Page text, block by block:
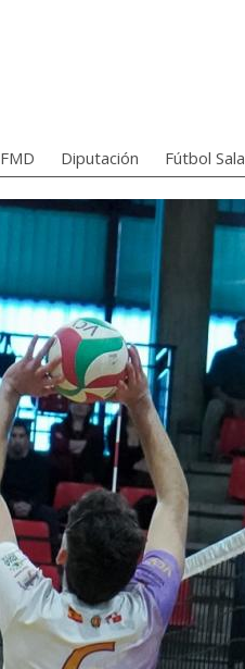
FMD Diputación Fútbol Sala